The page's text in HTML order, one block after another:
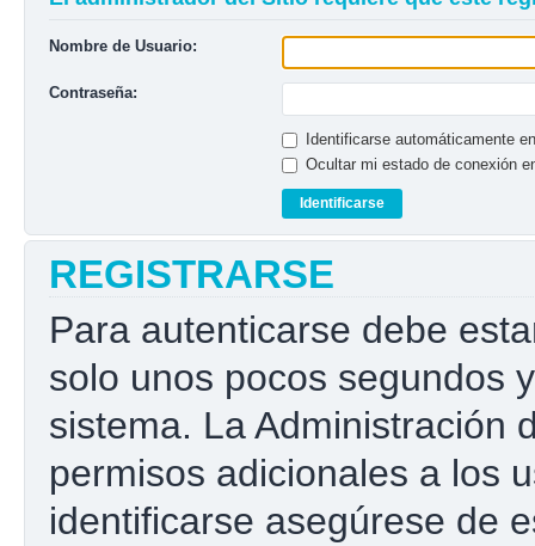
Nombre de Usuario:
Contraseña:
Identificarse automáticamente
Ocultar mi estado de conexión
REGISTRARSE
Para autenticarse debe
solo unos pocos segundos
sistema. La Administración
permisos adicionales a los
identificarse asegúrese de